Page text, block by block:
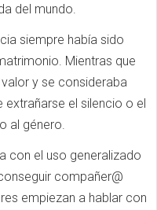
del mundo.
siempre había sido
Mientras que
y se consideraba
el silencio o el
al género.
con el uso generalizado
compañer@
empiezan a hablar con